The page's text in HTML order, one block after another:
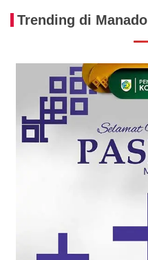
Trending di Manado